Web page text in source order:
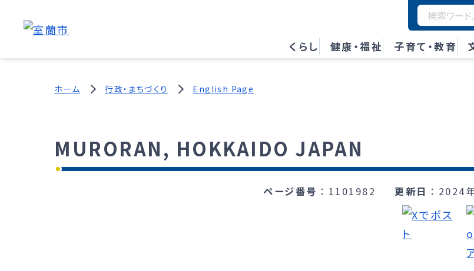
くらし 健康・福祉 子育て・教育
ホーム 行政・まちづくり English Page
MURORAN, HOKKAIDO JAPAN
ページ番号 1101982 更新日 2024